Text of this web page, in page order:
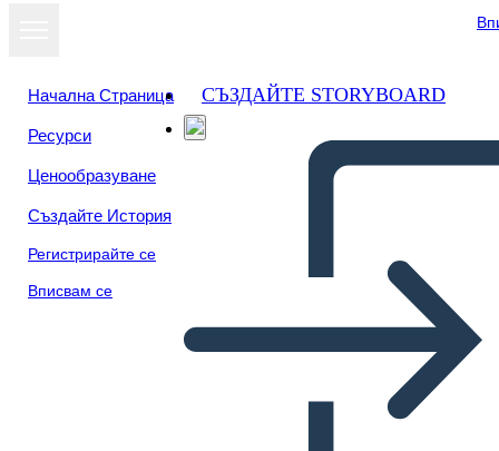
Начална Страница
Ресурси
Ценообразуване
Създайте История
Регистрирайте се
Вписвам се
СЪЗДАЙТЕ STORYBOARD